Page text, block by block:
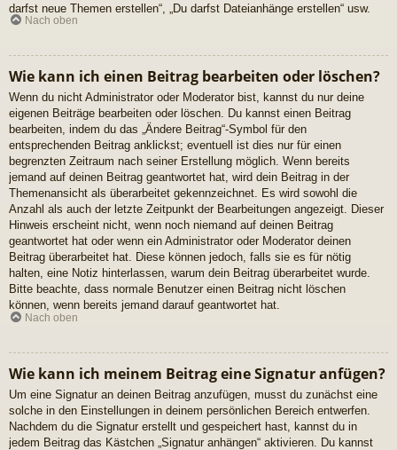
darfst neue Themen erstellen“, „Du darfst Dateianhänge erstellen“ usw.
Nach oben
Wie kann ich einen Beitrag bearbeiten oder löschen?
Wenn du nicht Administrator oder Moderator bist, kannst du nur deine
eigenen Beiträge bearbeiten oder löschen. Du kannst einen Beitrag
bearbeiten, indem du das „Ändere Beitrag“-Symbol für den
entsprechenden Beitrag anklickst; eventuell ist dies nur für einen
begrenzten Zeitraum nach seiner Erstellung möglich. Wenn bereits
jemand auf deinen Beitrag geantwortet hat, wird dein Beitrag in der
Themenansicht als überarbeitet gekennzeichnet. Es wird sowohl die
Anzahl als auch der letzte Zeitpunkt der Bearbeitungen angezeigt. Dieser
Hinweis erscheint nicht, wenn noch niemand auf deinen Beitrag
geantwortet hat oder wenn ein Administrator oder Moderator deinen
Beitrag überarbeitet hat. Diese können jedoch, falls sie es für nötig
halten, eine Notiz hinterlassen, warum dein Beitrag überarbeitet wurde.
Bitte beachte, dass normale Benutzer einen Beitrag nicht löschen
können, wenn bereits jemand darauf geantwortet hat.
Nach oben
Wie kann ich meinem Beitrag eine Signatur anfügen?
Um eine Signatur an deinen Beitrag anzufügen, musst du zunächst eine
solche in den Einstellungen in deinem persönlichen Bereich entwerfen.
Nachdem du die Signatur erstellt und gespeichert hast, kannst du in
jedem Beitrag das Kästchen „Signatur anhängen“ aktivieren. Du kannst